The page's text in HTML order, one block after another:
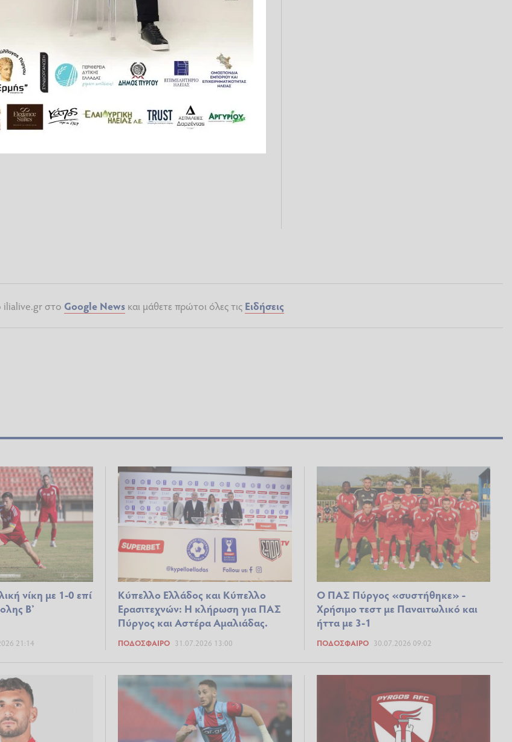
ρόλο μου εις πέρας
μου. Έχοντας
ουσία της και νιώθω
ilialive.gr στο Google Newsκαι μάθετε πρώτοι όλες τις Ειδήσεις
νίκη με 1-0 επί
Β’
21:14
Κύπελλο Ελλάδος και Κύπελλο
Ερασιτεχνών: Η κλήρωση για ΠΑΣ
Πύργος και Αστέρα Αμαλιάδας.
ΠΟΔΌΣΦΑΙΡΟ 31.07.2026 13:00
Ο ΠΑΣ Πύργος «συστήθηκε» -
Χρήσιμο τεστ με Παναιτωλικό και
ήττα με 3-1
ΠΟΔΌΣΦΑΙΡΟ 30.07.2026 09:02